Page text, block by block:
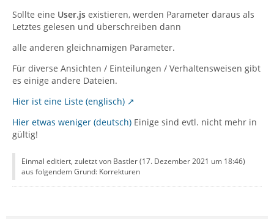
Sollte eine User.js existieren, werden Parameter daraus als
Letztes gelesen und überschreiben dann
alle anderen gleichnamigen Parameter.
Für diverse Ansichten / Einteilungen / Verhaltensweisen gibt
es einige andere Dateien.
Hier ist eine Liste (englisch)
Hier etwas weniger (deutsch) Einige sind evtl. nicht mehr in
gültig!
Einmal editiert, zuletzt von Bastler (17. Dezember 2021 um 18:46)
aus folgendem Grund: Korrekturen